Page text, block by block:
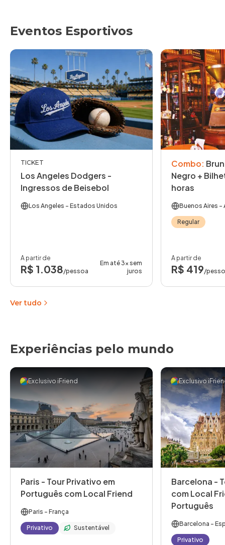
Eventos Esportivos
TICKET
Los Angeles Dodgers -
Ingressos de Beisebol
Los Angeles - Estados Unidos
A partir de
R$ 1.038/pessoa
Em até 3x sem
juros
Combo:
Negro +
horas
Buenos Aires -
Regular
A partir de
R$ 419/
Ver tudo
Experiências pelo mundo
Exclusivo iFriend
Paris - Tour Privativo em
Português com Local Friend
Paris - França
Privativo Sustentável
Exclusivo
Barcelona -
com Local
Português
Barcelona -
Privativo